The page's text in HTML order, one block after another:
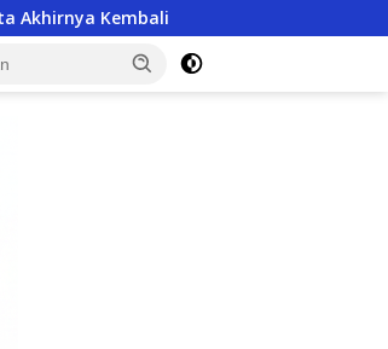
Santunan Rp110 Juta Tak